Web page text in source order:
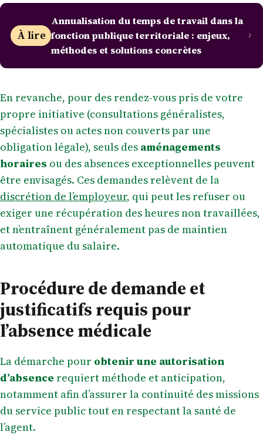
À lire
Annualisation du temps de travail dans la
fonction publique territoriale : enjeux,
méthodes et solutions concrètes
En revanche, pour des rendez-vous pris de votre
propre initiative (consultations généralistes,
spécialistes ou actes non couverts par une
obligation légale), seuls des aménagements
horaires ou des absences exceptionnelles peuvent
être envisagés. Ces demandes relèvent de la
discrétion de l’employeur, qui peut les refuser ou
exiger une récupération des heures non travaillées,
et n’entraînent généralement pas de maintien
automatique du salaire.
Procédure de demande et
justificatifs requis pour
l’absence médicale
La démarche pour obtenir une autorisation
d’absence requiert méthode et anticipation,
notamment afin d’assurer la continuité des missions
du service public tout en respectant la santé de
l’agent.